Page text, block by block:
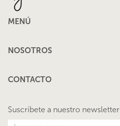
MENÚ
Nosotros
NOSOTROS
CONTACTO
Suscríbete a nuestro newsletter